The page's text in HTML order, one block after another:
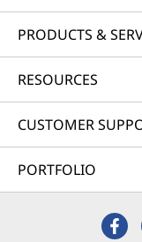
PRODUCTS &
RESOURCES
CUSTOMER
PORTFOLIO